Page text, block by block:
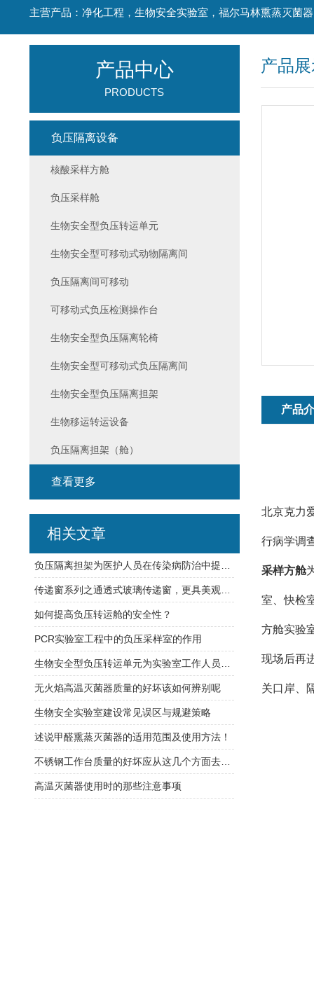
产品
产品
北京克力
行病学调
采样方舱
室、快检
方舱实验
现场后再
关口岸、
产品中心
PRODUCTS
负压隔离设备
核酸采样方舱
负压采样舱
生物安全型负压转运单元
生物安全型可移动式动物隔离间
负压隔离间可移动
可移动式负压检测操作台
生物安全型负压隔离轮椅
生物安全型可移动式负压隔离间
生物安全型负压隔离担架
生物移运转运设备
负压隔离担架（舱）
查看更多
相关文章
如何提高负压转运舱的安全性？
PCR实验室工程中的负压采样室的作用
无火焰高温灭菌器质量的好坏该如何辨别呢
生物安全实验室建设常见误区与规避策略
述说甲醛熏蒸灭菌器的适用范围及使用方法！
高温灭菌器使用时的那些注意事项